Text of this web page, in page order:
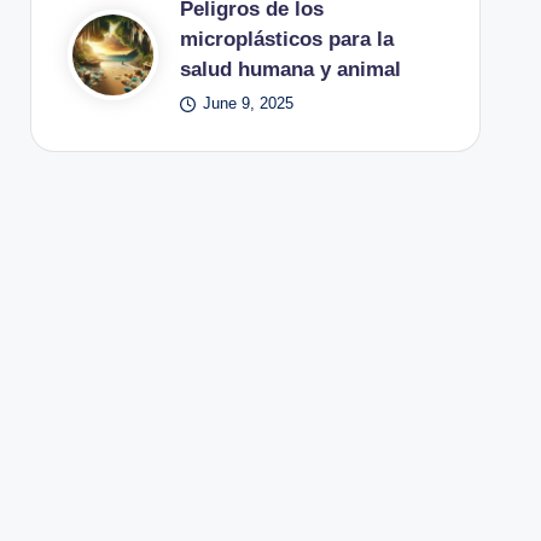
Peligros de los
microplásticos para la
salud humana y animal
June 9, 2025